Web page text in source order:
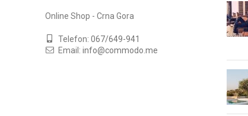
Online Shop - Crna Gora
Telefon: 067/649-941
Email: info@commodo.me